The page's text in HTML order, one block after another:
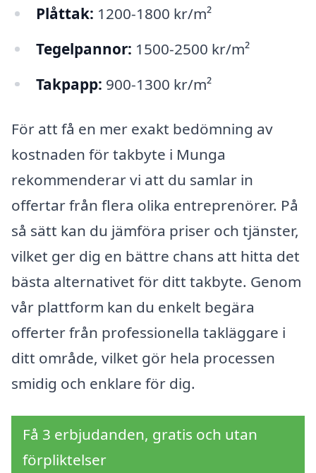
Plåttak: 1200-1800 kr/m²
Tegelpannor: 1500-2500 kr/m²
Takpapp: 900-1300 kr/m²
För att få en mer exakt bedömning av
kostnaden för takbyte i Munga
rekommenderar vi att du samlar in
offertar från flera olika entreprenörer. På
så sätt kan du jämföra priser och tjänster,
vilket ger dig en bättre chans att hitta det
bästa alternativet för ditt takbyte. Genom
vår plattform kan du enkelt begära
offerter från professionella takläggare i
ditt område, vilket gör hela processen
smidig och enklare för dig.
Få 3 erbjudanden, gratis och utan
förpliktelser